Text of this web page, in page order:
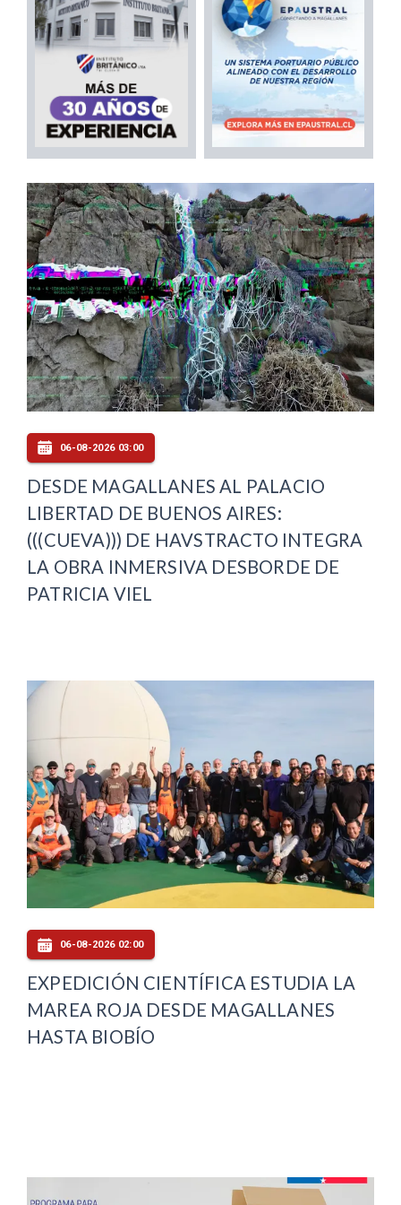
06-08-2026 03:00
DESDE MAGALLANES AL PALACIO
LIBERTAD DE BUENOS AIRES:
(((CUEVA))) DE HAVSTRACTO INTEGRA
LA OBRA INMERSIVA DESBORDE DE
PATRICIA VIEL
06-08-2026 02:00
EXPEDICIÓN CIENTÍFICA ESTUDIA LA
MAREA ROJA DESDE MAGALLANES
HASTA BIOBÍO